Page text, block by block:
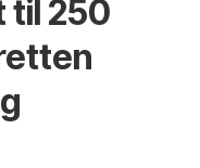
til 250